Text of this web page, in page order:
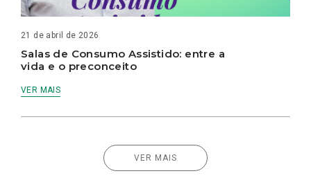
21 de abril de 2026
Salas de Consumo Assistido: entre a
vida e o preconceito
VER MAIS
VER MAIS